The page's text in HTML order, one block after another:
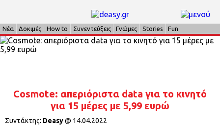
Νέα Δοκιμές How to Συνεντεύξεις Γνώμες Stories Fun
Cosmote: απεριόριστα data για το κινητό
για 15 μέρες με 5,99 ευρώ
Συντάκτης: Deasy@ 14.04.2022